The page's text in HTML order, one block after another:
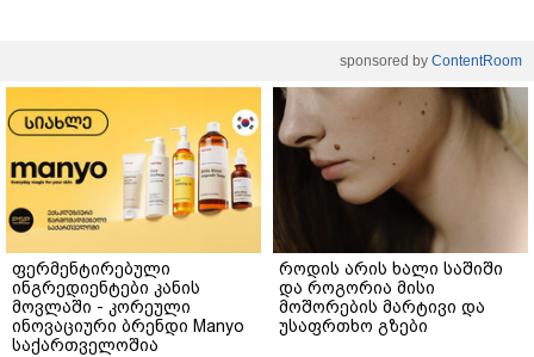
sponsored by ContentRoom
ფერმენტირებული
ინგრედიენტები კანის
მოვლაში - კორეული
ინოვაციური ბრენდი Manyo
საქართველოშია
როდის არის ხალი საშიში
და როგორია მისი
მოშორების მარტივი და
უსაფრთხო გზები